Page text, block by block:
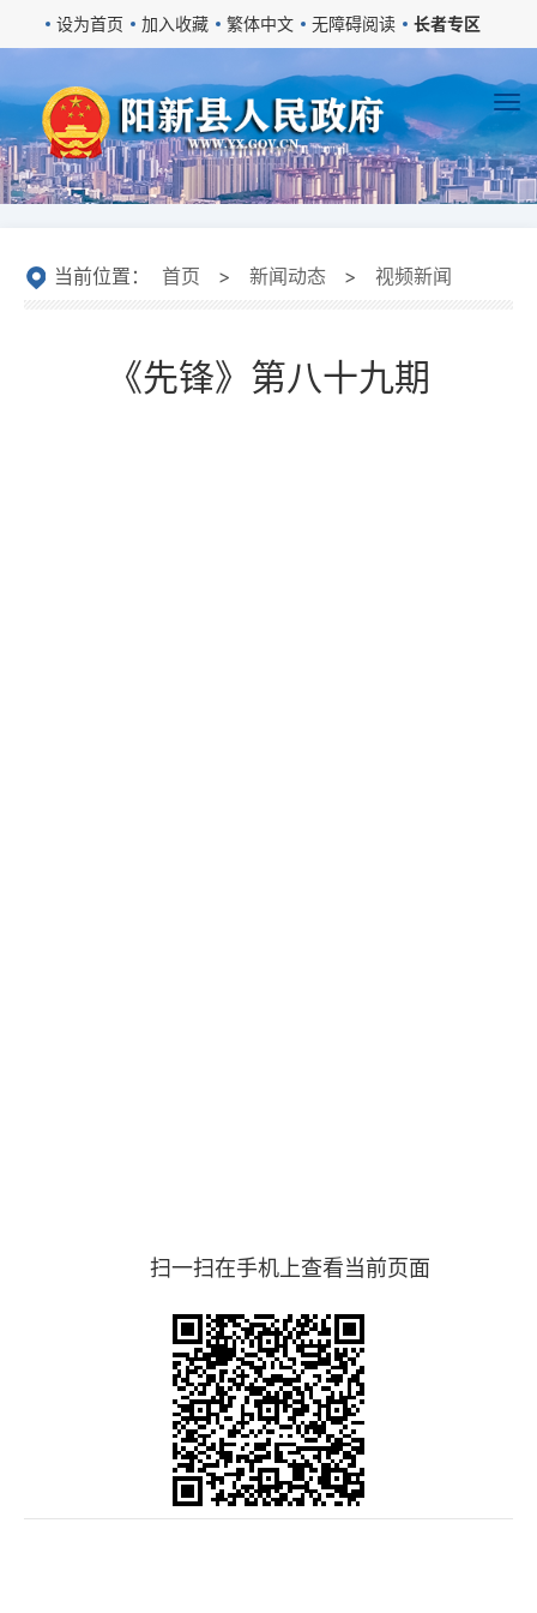
设为首页 加入收藏 繁体中文 无障碍阅读 长者专区
当前位置： 首页 > 新闻动态 > 视频新闻
《先锋》第八十九期
扫一扫在手机上查看当前页面